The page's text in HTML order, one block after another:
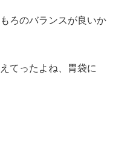
ろのバランスが良いか
てったよね、胃袋に